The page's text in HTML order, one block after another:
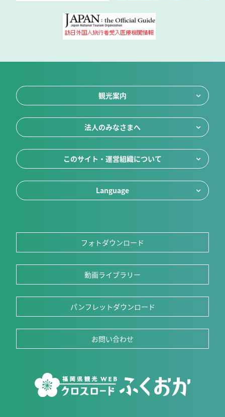
観光案内
法人のみなさまへ
このサイト・運営組織について
Language
フォトダウンロード
動画ライブラリー
パンフレットダウンロード
お問い合わせ